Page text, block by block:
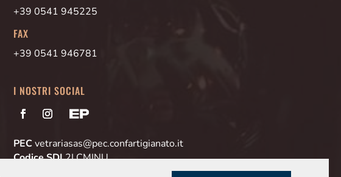
+39 0541 945225
FAX
+39 0541 946781
I NOSTRI SOCIAL
PECvetrariasas@pec.confartigianato.it
Codice SDI2LCMINU